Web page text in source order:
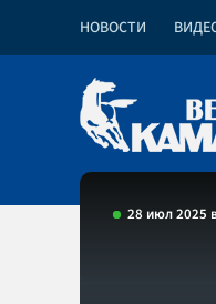
НОВОСТИ
28 июл 2025